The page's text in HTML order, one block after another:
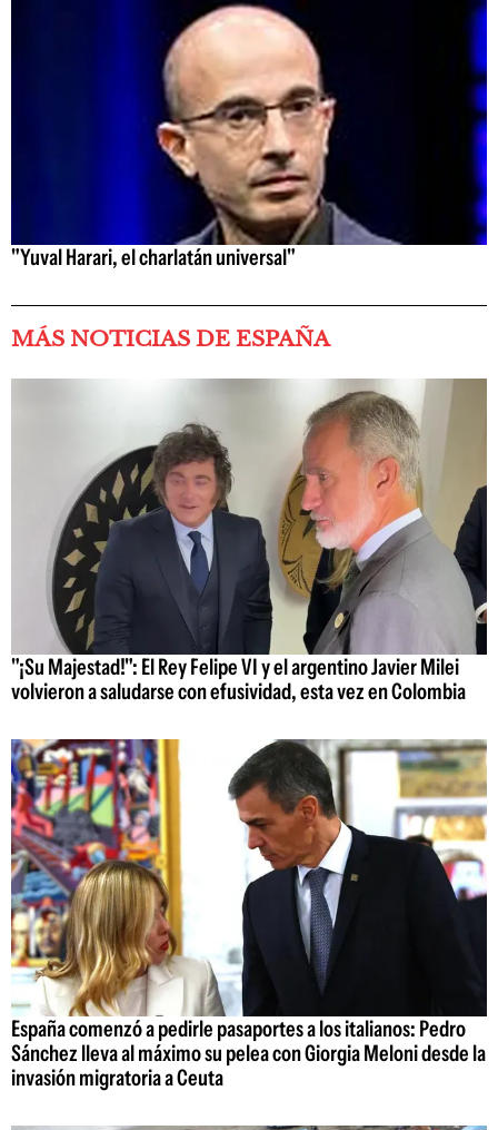
"Yuval Harari, el charlatán universal"
MÁS NOTICIAS DE ESPAÑA
"¡Su Majestad!": El Rey Felipe VI y el argentino Javier Milei
volvieron a saludarse con efusividad, esta vez en Colombia
España comenzó a pedirle pasaportes a los italianos: Pedro
Sánchez lleva al máximo su pelea con Giorgia Meloni desde la
invasión migratoria a Ceuta